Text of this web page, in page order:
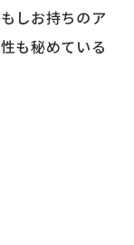
しお持ちのア
も秘めている